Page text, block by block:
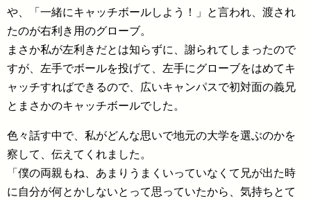
や、「一緒にキャッチボールしよう！」と言われ、渡され
たのが右利き用のグローブ。
まさか私が左利きだとは知らずに、謝られてしまったので
すが、左手でボールを投げて、左手にグローブをはめてキ
ャッチすればできるので、広いキャンパスで初対面の義兄
とまさかのキャッチボールでした。
色々話す中で、私がどんな思いで地元の大学を選ぶのかを
察して、伝えてくれました。
「僕の両親もね、あまりうまくいっていなくて兄が出た時
に自分が何とかしないとって思っていたから、気持ちとて